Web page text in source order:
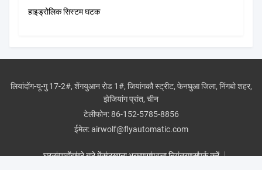
हाइड्रोलिक सिस्टम घटक
लियांदोंग-यू-गु 17-2#, शेंगयुआन रोड 1#, जियांगकौ स्ट्रीट, फेनघुआ जिला, निंगबो शहर,
झेजियांग प्रांत, चीन
टेलीफोन:86-152-5785-8856
ईमेल:airwolf@flyautomatic.com
घरउत्पादोंहमारे बारे मेंकारखाना भ्रमणगुणवत्ता नियंत्रणसंपर्क करें